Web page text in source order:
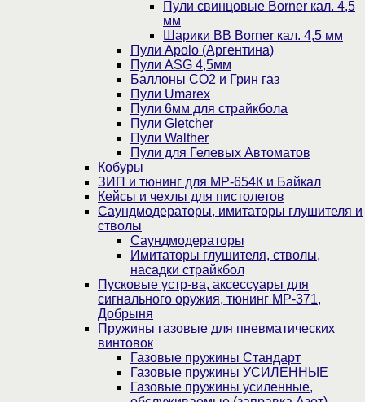
Пули свинцовые Borner кал. 4,5
мм
Шарики BB Borner кал. 4,5 мм
Пули Apolo (Аргентина)
Пули ASG 4,5мм
Баллоны CO2 и Грин газ
Пули Umarex
Пули 6мм для страйкбола
Пули Gletcher
Пули Walther
Пули для Гелевых Автоматов
Кобуры
ЗИП и тюнинг для МР-654К и Байкал
Кейсы и чехлы для пистолетов
Саундмодераторы, имитаторы глушителя и
стволы
Саундмодераторы
Имитаторы глушителя, стволы,
насадки страйкбол
Пусковые устр-ва, аксессуары для
сигнального оружия, тюнинг МР-371,
Добрыня
Пружины газовые для пневматических
винтовок
Газовые пружины Стандарт
Газовые пружины УСИЛЕННЫЕ
Газовые пружины усиленные,